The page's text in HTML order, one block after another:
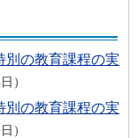
別の教育課程の実
別の教育課程の実